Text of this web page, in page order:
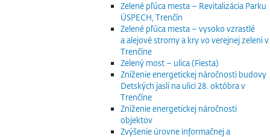
Zelené pľúca mesta – Revitalizácia Parku
ÚSPECH, Trenčín
Zelené pľúca mesta – vysoko vzrastlé
a alejové stromy a kry vo verejnej zeleni v
Trenčíne
Zelený most – ulica (Fiesta)
Zníženie energetickej náročnosti budovy
Detských jaslí na ulici 28. októbra v
Trenčíne
Zníženie energetickej náročnosti
objektov
Zvýšenie úrovne informačnej a